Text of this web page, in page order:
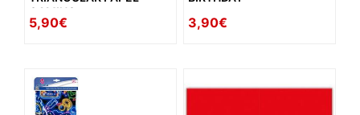
GAMING
5,90€ 3,90€